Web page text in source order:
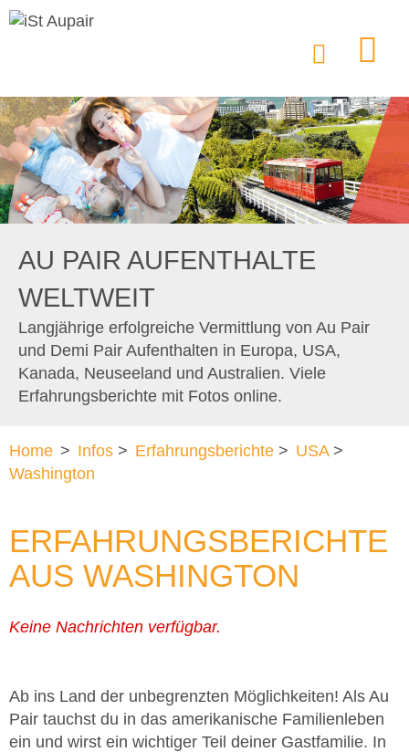
AU PAIR AUFENTHALTE
WELTWEIT
Langjährige erfolgreiche Vermittlung von Au Pair
und Demi Pair Aufenthalten in Europa, USA,
Kanada, Neuseeland und Australien. Viele
Erfahrungsberichte mit Fotos online.
Home > Infos > Erfahrungsberichte > USA>
Washington
ERFAHRUNGSBERICHTE
AUS WASHINGTON
Keine Nachrichten verfügbar.
Ab ins Land der unbegrenzten Möglichkeiten! Als Au
Pair tauchst du in das amerikanische Familienleben
ein und wirst ein wichtiger Teil deiner Gastfamilie. In